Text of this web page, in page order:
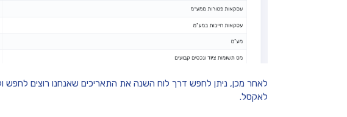
לאחר מכן, ניתן לחפש דרך לוח השנה את התאריכים שאנחנו רוצים לחפש
לאקסל.